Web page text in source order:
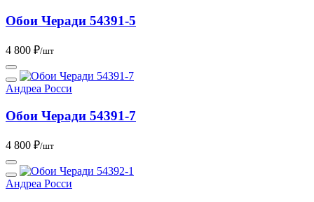
Обои Черади 54391-5
4 800 ₽/шт
Андреа Росси
Обои Черади 54391-7
4 800 ₽/шт
Андреа Росси